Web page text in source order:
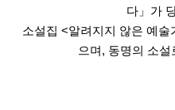
다」가
소설집 <알려지지 않은 예
으며, 동명의 소